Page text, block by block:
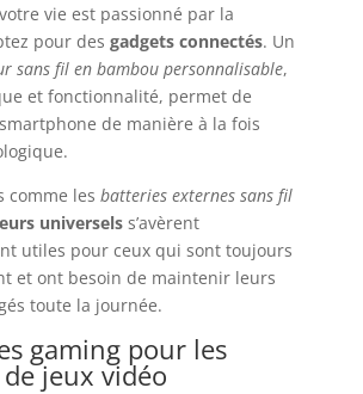
vie est passionné par la
pour des gadgets connectés. Un
sans fil en bambou personnalisable,
et fonctionnalité, permet de
de manière à la fois
comme les batteries externes sans fil
universelss’avèrent
utiles pour ceux qui sont toujours
et ont besoin de maintenir leurs
toute la journée.
gaming pour les
jeux vidéo